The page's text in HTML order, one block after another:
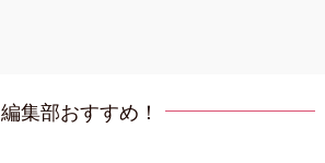
編集部おすすめ！